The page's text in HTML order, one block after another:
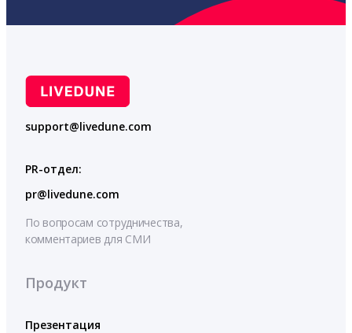
support@livedune.com
PR-отдел:
pr@livedune.com
По вопросам сотрудничества,
комментариев для СМИ
Продукт
Презентация